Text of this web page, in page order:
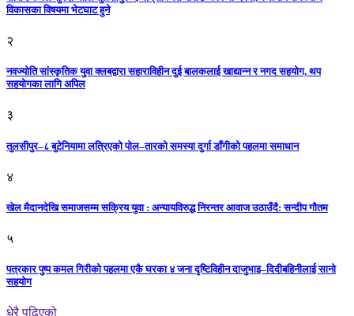
विकासका विषयमा भेटघाट हुने
२
नवज्योति सांस्कृतिक युवा क्लबद्वारा सहाराविहीन दुई बालकलाई खाद्यान्न र नगद सहयोग, थप
सहयोगका लागि अपिल
३
तुलसीपुर–८ बुटेनियामा लत्रिएको पोल–तारको समस्या दुर्गा डाँगीको पहलमा समाधान
४
खेल मैदानदेखि समाजसम्म सक्रिय युवा : अन्यायविरुद्ध निरन्तर आवाज उठाउँदै: सन्दीप गौतम
५
पत्रकार पुष्प कमल गिरीको पहलमा एकै घरका ४ जना दृष्टिविहीन दाजुभाइ–दिदीबहिनीलाई सानो
सहयोग
धेरै पढिएको